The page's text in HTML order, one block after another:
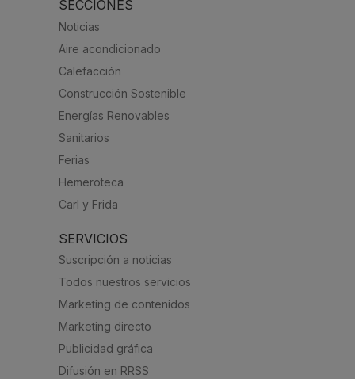
SECCIONES
Noticias
Aire acondicionado
Calefacción
Construcción Sostenible
Energías Renovables
Sanitarios
Ferias
Hemeroteca
Carl y Frida
SERVICIOS
Suscripción a noticias
Todos nuestros servicios
Marketing de contenidos
Marketing directo
Publicidad gráfica
Difusión en RRSS